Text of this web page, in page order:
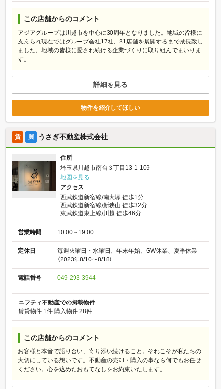
この店舗からのコメント
アジアグループは川越市を中心に30周年となりました。地域の皆様に
支えられ現在ではグループ会社17社、31店舗を展開するまで成長致し
ました。地域の皆様に愛され続ける企業づくりに取り組んでまいりま
す。
詳細を見る
物件を紹介してほしい
賃 買 うさぎ不動産株式会社
住所
埼玉県川越市南台３丁目13-1-109
地図を見る
アクセス
西武鉄道新宿線/南大塚 徒歩1分
西武鉄道新宿線/新狭山 徒歩32分
東武鉄道東上線/川越 徒歩46分
営業時間 10:00～19:00
定休日
毎週火曜日・水曜日、年末年始、GW休業、夏季休業
（2023年8/10〜8/18）
電話番号 049-293-3944
ニフティ不動産での掲載物件
賃貸物件:1件 購入物件:28件
この店舗からのコメント
お客様と本音で語り合い、寄り添い続けること。それこそが私たちの
大切にしている想いです。不動産の売却・購入の事なら何でもお任せ
ください。心を込めたおもてなしをお約束いたします。